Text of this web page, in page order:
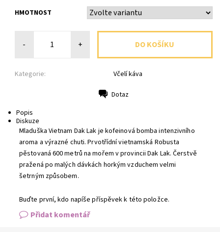
HMOTNOST
- +
Kategorie: Včelí káva
Dotaz
Popis
Diskuze
Mladuška Vietnam Dak Lak je kofeinová bomba intenzivního
aroma a výrazné chuti. Prvotřídní vietnamská Robusta
pěstovaná 600 metrů na mořem v provincii Dak Lak. Čerstvě
pražená po malých dávkách horkým vzduchem velmi
šetrným způsobem.
Buďte první, kdo napíše příspěvek k této položce.
Přidat komentář